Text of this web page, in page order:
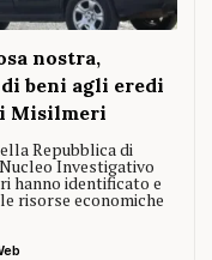
nostra,
beni agli eredi
Misilmeri
Repubblica di
Investigativo
hanno identificato e
risorse economiche